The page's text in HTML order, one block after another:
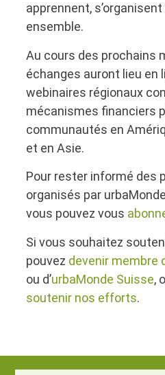
apprennent,
ensemble.
Au cours des prochains
échanges auront lieu en
webinaires régionaux
mécanismes financiers
communautés en
et en Asie.
Pour rester informé des
organisés par
vous pouvez vous
Si vous souhaitez
pouvez devenir membre
ou d’urbaMonde Suisse,
soutenir nos efforts.